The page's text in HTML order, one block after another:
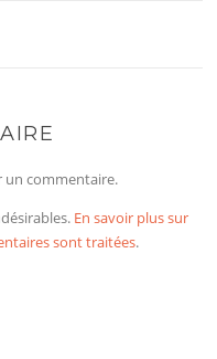
un commentaire.
En savoir plus sur
sont traitées.